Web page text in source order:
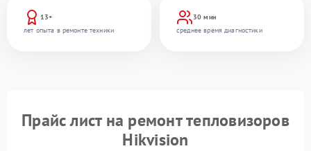
13+
лет опыта в ремонте техники
30 мин
среднее время диагностики
Прайс лист на ремонт тепловизоров
Hikvision